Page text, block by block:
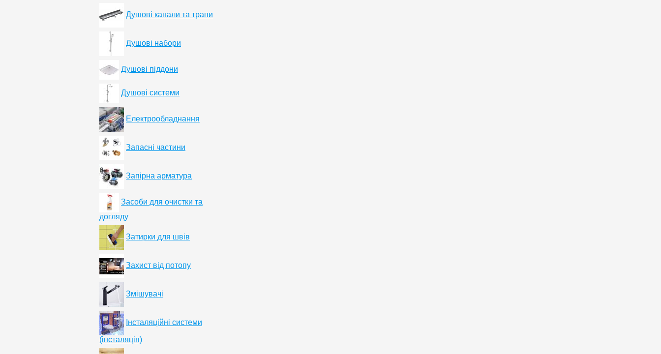
Душові канали та трапи
Душові набори
Душові піддони
Душові системи
Електрообладнання
Запасні частини
Запірна арматура
Засоби для очистки та
догляду
Затирки для швів
Захист від потопу
Змішувачі
Інсталяційні системи
(інсталяція)